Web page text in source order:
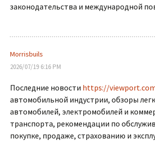
законодательства и международной
Morrisbuils
2026/07/19 6:16 PM
Последние новости https://
автомобильной индустрии, обзоры
автомобилей, электромобилей и
транспорта, рекомендации по
покупке, продаже, страхованию и